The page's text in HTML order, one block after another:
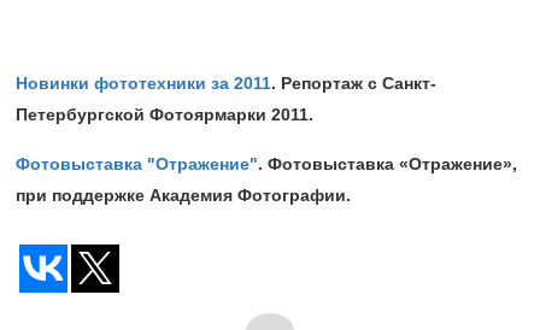
Новинки фототехники за 2011. Репортаж с Санкт-
Петербургской Фотоярмарки 2011.
Фотовыставка "Отражение". Фотовыставка «Отражение»,
при поддержке Академия Фотографии.